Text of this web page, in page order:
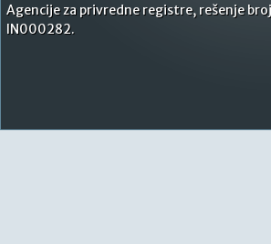
Agencije za privredne registre, rešenje
IN000282.